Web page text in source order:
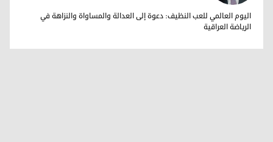
د. دلدار فرزنده زيباري
اليوم العالمي للعب النظيف: دعوة إلى العدالة والمساواة والنزاهة في
الرياضة العراقية